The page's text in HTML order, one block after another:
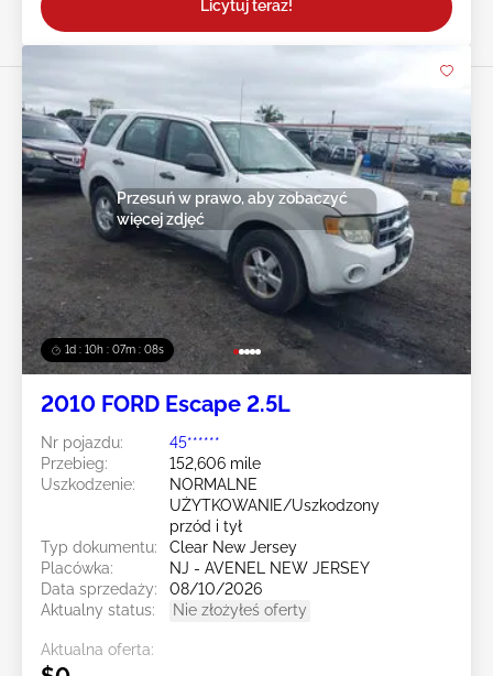
Licytuj teraz!
1d : 10h : 07m : 05s
Przesuń w prawo, aby zobaczyć
więcej zdjęć
2010 FORD Escape 2.5L
Nr pojazdu:
45******
Przebieg:
152,606 mile
Uszkodzenie:
NORMALNE
UŻYTKOWANIE/Uszkodzony
przód i tył
Typ dokumentu:
Clear New Jersey
Placówka:
NJ - AVENEL NEW JERSEY
Data sprzedaży:
08/10/2026
Aktualny status:
Nie złożyłeś oferty
Aktualna oferta: